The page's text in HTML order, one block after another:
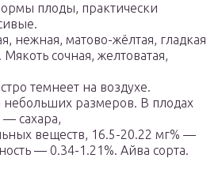
плоды, практически
нежная, матово-жёлтая, гладкая
сочная, желтоватая,
темнеет на воздухе.
небольших размеров. В плодах
— сахара,
веществ, 16.5-20.22 мг% —
— 0.34-1.21%. Айва сорта.